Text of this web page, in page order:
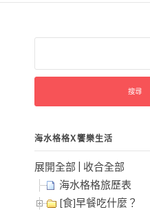
關
字:
海水格格X饗樂生活
展開全部
收合全部
海水格格旅歷表
[食]早餐吃什麼？